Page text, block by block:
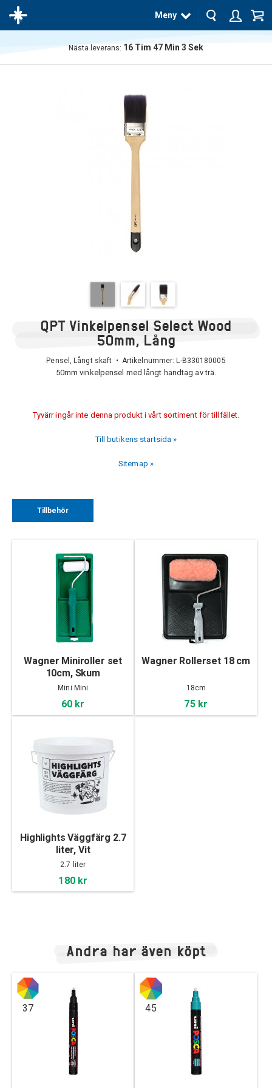
Meny
Nästa leverans: 16 Tim 47 Min 3 Sek
QPT Vinkelpensel Select Wood
50mm, Lång
Pensel, Långt skaft • Artikelnummer: L-B330180005
50mm vinkelpensel med långt handtag av trä.
Tyvärr ingår inte denna produkt i vårt sortiment för tillfället.
Till butikens startsida »
Sitemap »
Tillbehör
Wagner Miniroller set
10cm, Skum
Mini Mini
60 kr
Wagner Rollerset 18 cm
18cm
75 kr
Highlights Väggfärg 2.7
liter, Vit
2.7 liter
180 kr
Andra har även köpt
37 45